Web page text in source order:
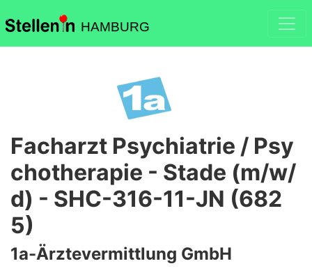
HAMBURG
Facharzt Psychiatrie / Psy
chotherapie - Stade (m/w/
d) - SHC-316-11-JN (682
5)
1a-Ärztevermittlung GmbH